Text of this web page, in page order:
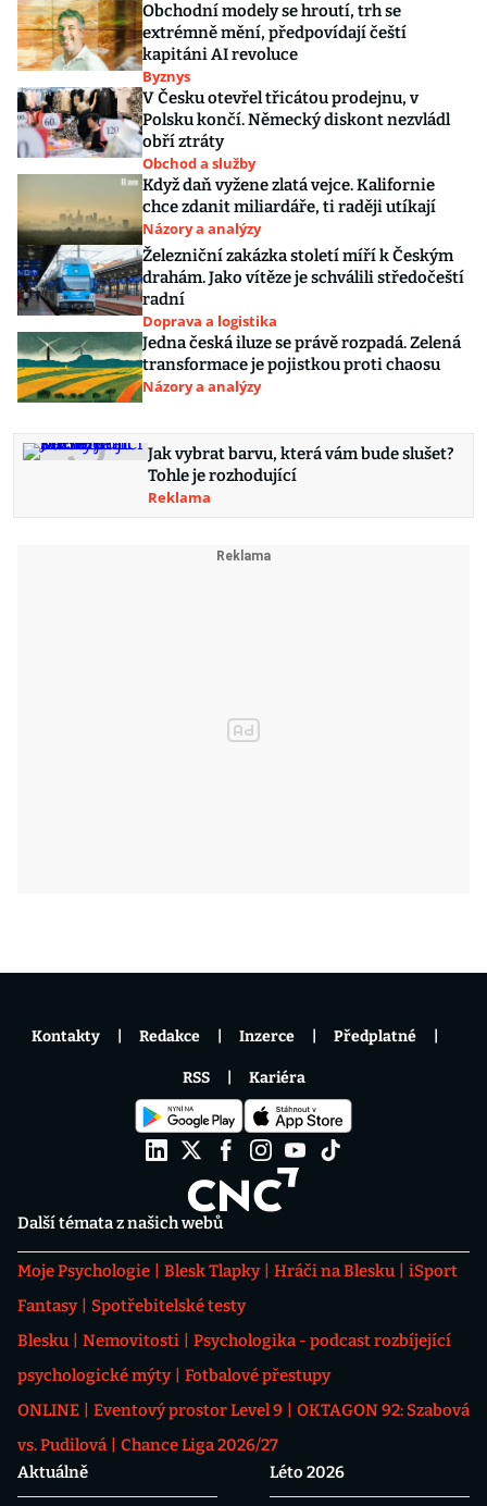
Obchodní modely se hroutí, trh se
extrémně mění, předpovídají čeští
kapitáni AI revoluce
Byznys
V Česku otevřel třicátou prodejnu, v
Polsku končí. Německý diskont nezvládl
obří ztráty
Obchod a služby
Když daň vyžene zlatá vejce. Kalifornie
chce zdanit miliardáře, ti raději utíkají
Názory a analýzy
Železniční zakázka století míří k Českým
drahám. Jako vítěze je schválili středočeští
radní
Doprava a logistika
Jedna česká iluze se právě rozpadá. Zelená
transformace je pojistkou proti chaosu
Názory a analýzy
Jak vybrat barvu, která vám bude slušet?
Tohle je rozhodující
Reklama
Další témata z našich webů
Moje Psychologie Blesk Tlapky Hráči na Blesku
iSport
Fantasy
Spotřebitelské testy
Blesku
Nemovitosti
Psychologika - podcast rozbíjející
psychologické mýty
Fotbalové přestupy
ONLINE
Eventový prostor Level 9
OKTAGON 92: Szabová
vs. Pudilová
Chance Liga 2026/27
Aktuálně
Léto 2026
Kontakty Redakce Inzerce Předplatné
RSS Kariéra